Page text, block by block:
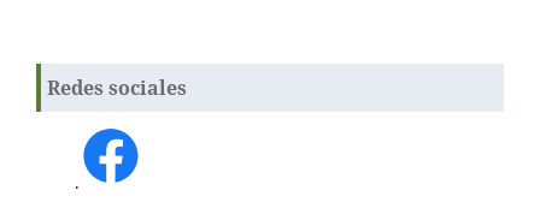
Redes sociales
.